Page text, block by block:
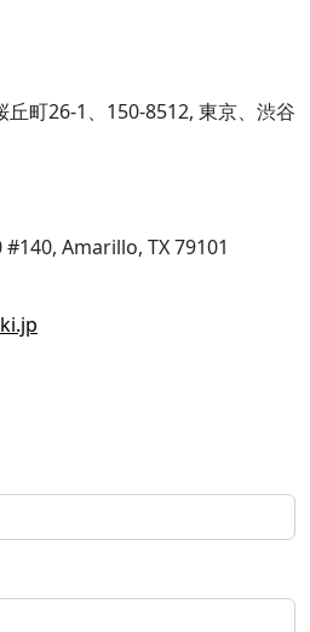
丘町26-1、150-8512, 東京、渋谷
Amarillo, TX 79101